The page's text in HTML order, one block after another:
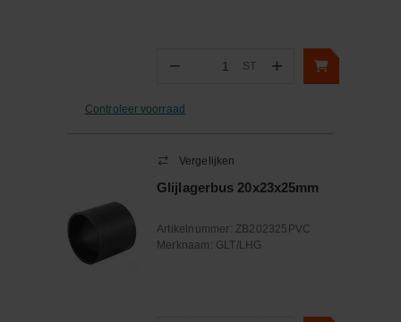
− Aantal
ST +
Controleer voorraad
Vergelijken
Glijlagerbus 20x23x25mm
Artikelnummer: ZB202325PVC
Merknaam: GLT/LHG